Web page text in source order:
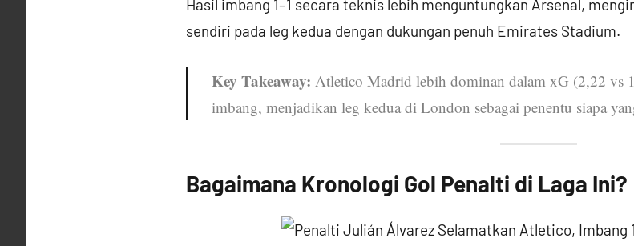
Hasil imbang 1–1 secara teknis lebih menguntungkan Arsenal,
sendiri pada leg kedua dengan dukungan penuh Emirates Stadium.
Key Takeaway: Atletico Madrid lebih dominan dalam xG (2,22 vs
imbang, menjadikan leg kedua di London sebagai penentu siapa
Bagaimana Kronologi Gol Penalti di Laga Ini?